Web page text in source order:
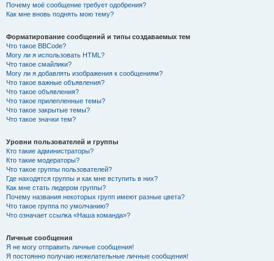
Почему моё сообщение требует одобрения?
Как мне вновь поднять мою тему?
Форматирование сообщений и типы создаваемых тем
Что такое BBCode?
Могу ли я использовать HTML?
Что такое смайлики?
Могу ли я добавлять изображения к сообщениям?
Что такое важные объявления?
Что такое объявления?
Что такое прилепленные темы?
Что такое закрытые темы?
Что такое значки тем?
Уровни пользователей и группы
Кто такие администраторы?
Кто такие модераторы?
Что такое группы пользователей?
Где находятся группы и как мне вступить в них?
Как мне стать лидером группы?
Почему названия некоторых групп имеют разные цвета?
Что такое группа по умолчанию?
Что означает ссылка «Наша команда»?
Личные сообщения
Я не могу отправить личные сообщения!
Я постоянно получаю нежелательные личные сообщения!